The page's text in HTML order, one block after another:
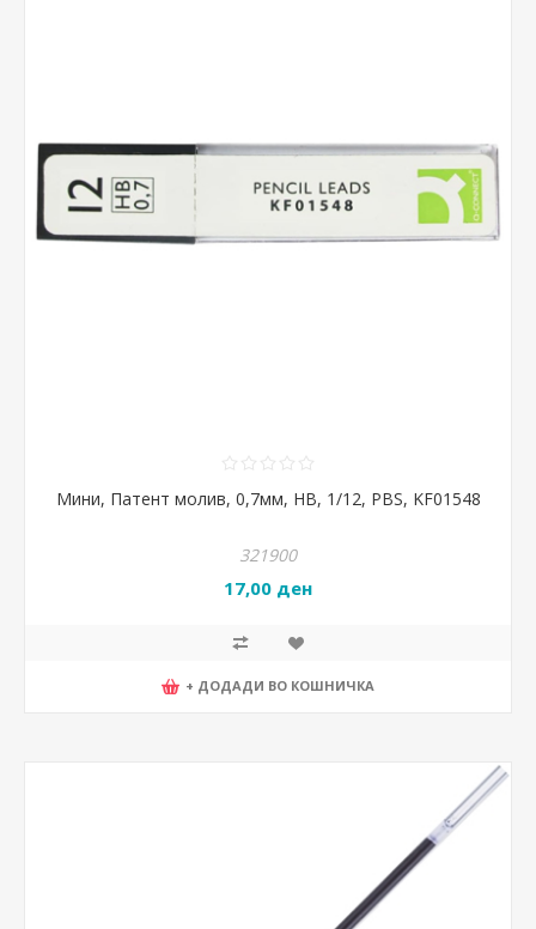
Мини, Патент молив, 0,7мм, HB, 1/12, PBS, KF01548
321900
17,00 ден
+ ДОДАДИ ВО КОШНИЧКА